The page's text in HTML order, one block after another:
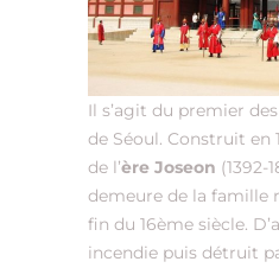
Il s’agit du premier
de Séoul. Construit en
de l’ère Joseon (1392-
demeure de la famille
fin du 16ème siècle.
incendie puis détruit